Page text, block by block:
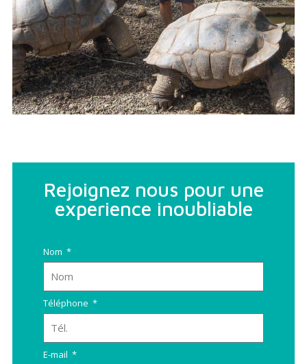
Rejoignez nous pour une
experience inoubliable
Nom
Téléphone
E-mail